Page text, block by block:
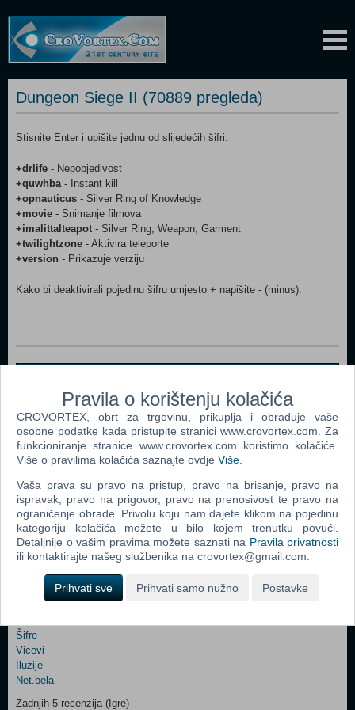
Dungeon Siege II (70889 pregleda)
Stisnite Enter i upišite jednu od slijedećih šifri:
+drlife - Nepobjedivost
+quwhba- Instant kill
+opnauticus - Silver Ring of Knowledge
+movie - Snimanje filmova
+imalittalteapot - Silver Ring, Weapon, Garment
+twilightzone - Aktivira teleporte
+version - Prikazuje verziju
Kako bi deaktivirali pojedinu šifru umjesto + napišite - (minus).
Ime i prezime
Control
Field
Newsletter
Control
Field
Two
Newsletter
Prijavi me Odjava
Ova stranica i njen sadržaj su © Copyright 2001 - 2026 by CroVortex.
Šifre
Vicevi
Iluzije
Net.bela
Zadnjih 5 recenzija (Igre)
Pravila o korištenju kolačića
CROVORTEX, obrt za trgovinu, prikuplja i obrađuje vaše
osobne podatke kada pristupite stranici www.crovortex.com. Za
funkcioniranje stranice www.crovortex.com koristimo kolačiće.
Više o pravilima kolačića saznajte ovdje Više
Vaša prava su pravo na pristup, pravo na brisanje, pravo na
ispravak, pravo na prigovor, pravo na prenosivost te pravo na
ograničenje obrade. Privolu koju nam dajete klikom na pojedinu
kategoriju kolačića možete u bilo kojem trenutku povući.
Detaljnije o vašim pravima možete saznati na Pravila privatnosti
ili kontaktirajte našeg službenika na crovortex@gmail.com.
Prihvati sve Prihvati samo nužno Postavke